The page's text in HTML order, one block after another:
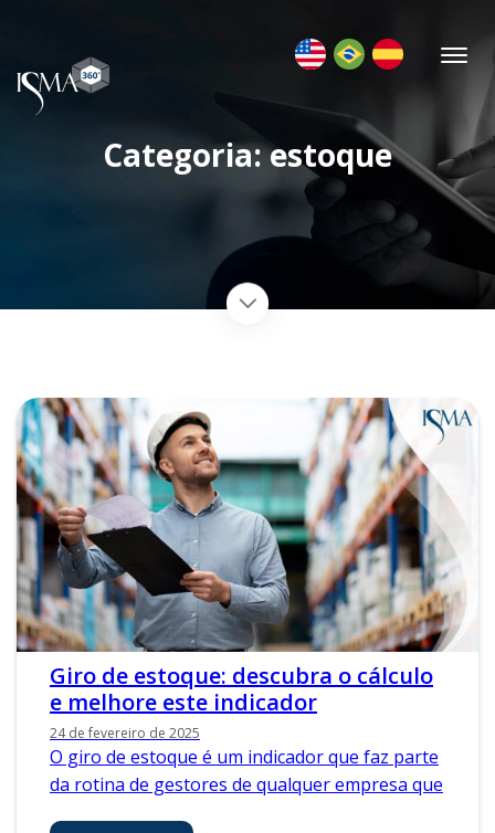
Categoria: estoque
Giro de estoque: descubra o cálculo
e melhore este indicador
24 de fevereiro de 2025
O giro de estoque é um indicador que faz parte
da rotina de gestores de qualquer empresa que